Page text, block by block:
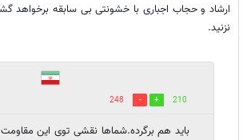
ارشاد و حجاب اجباری با خشونتی بی سابقه برخواهد
نزنید.
210
248